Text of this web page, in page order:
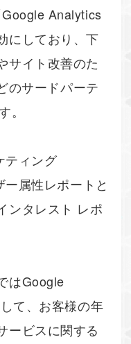
Google Analytics
にしており、下
サイト改善のた
のサードパーテ
。
ティング
属性レポートと
ンタレスト レポ
はGoogle
て、お客様の年
ービスに関する